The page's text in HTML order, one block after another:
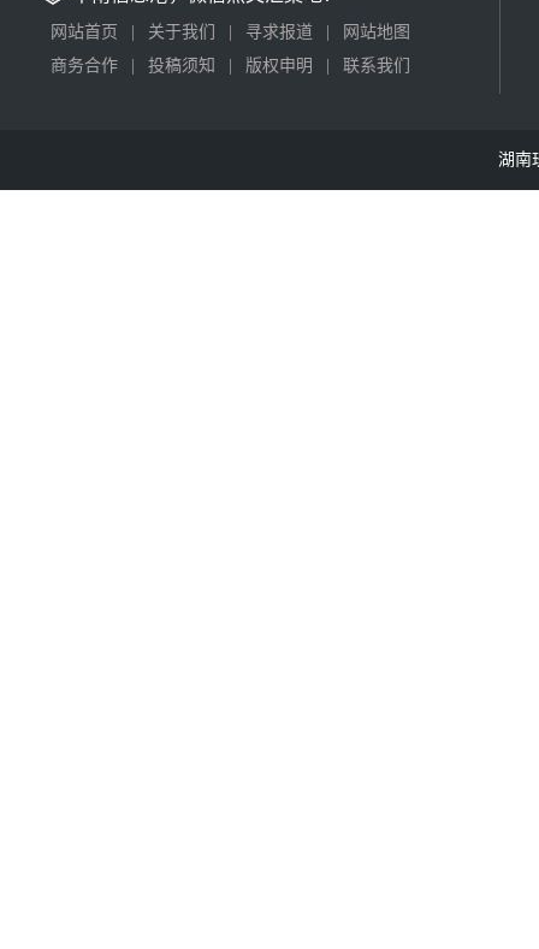
网站首页 关于我们 寻求报道
网站地图
商务合作
投稿须知 版权申明 联系我们
湖南